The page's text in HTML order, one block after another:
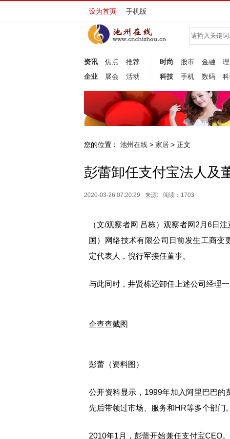
设为首页 手机版
资讯 焦点
推荐
企业
展会 活动
时尚 股市 金融
科技
手机 数码
您的位置： 池州在线 > 家居 > 正文
彭蕾卸任支付宝法人及
2020-03-26 07:20:29 来源: 阅读：1703
（文/观察者网 吕栋）观察者网2月6日
国）网络技术有限公司日前发生工商
定代表人，倪行军接任董事。
与此同时，井贤栋还卸任上述公司经理一
企查查截图
彭蕾（资料图）
公开资料显示，1999年加入阿里巴巴的
先后带领过市场、服务和HR等多个部门。
2010年1月，彭蕾开始兼任支付宝CEO